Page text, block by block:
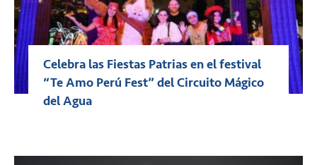
Celebra las Fiestas Patrias en el festival
“Te Amo Perú Fest” del Circuito Mágico
del Agua